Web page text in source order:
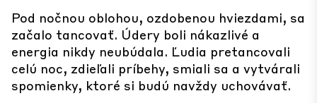
Pod nočnou oblohou, ozdobenou hviezdami, sa
začalo tancovať. Údery boli nákazlivé a
energia nikdy neubúdala. Ľudia pretancovali
celú noc, zdieľali príbehy, smiali sa a vytvárali
spomienky, ktoré si budú navždy uchovávať.